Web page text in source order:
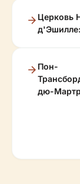
Церковь
д'Эшилле:
Пон-
дю-